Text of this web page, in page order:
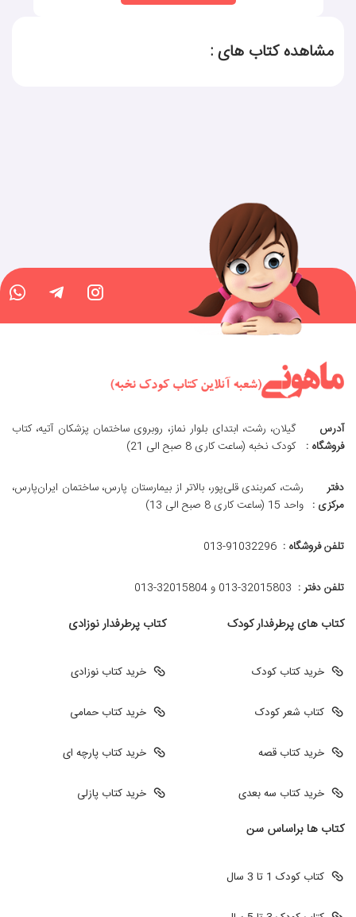
مشاهده کتاب های :
آدرس
فروشگاه :
گیلان، رشت، ابتدای بلوار نماز، روبروی ساختمان پزشکان آتیه، کتاب
کودک نخبه (ساعت کاری 8 صبح الی 21)
دفتر
مرکزی :
رشت، کمربندی قلی‌پور، بالاتر از بیمارستان پارس، ساختمان ایران‌پارس،
واحد 15 (ساعت کاری 8 صبح الی 13)
تلفن فروشگاه : 013-91032296
تلفن دفتر : 013-32015803 و 32015804-013
کتاب های پرطرفدار کودک
خرید کتاب کودک
کتاب شعر کودک
خرید کتاب قصه
خرید کتاب سه بعدی
کتاب پرطرفدار نوزادی
خرید کتاب نوزادی
خرید کتاب حمامی
خرید کتاب پارچه ای
خرید کتاب پازلی
کتاب ها براساس سن
کتاب کودک 1 تا 3 سال